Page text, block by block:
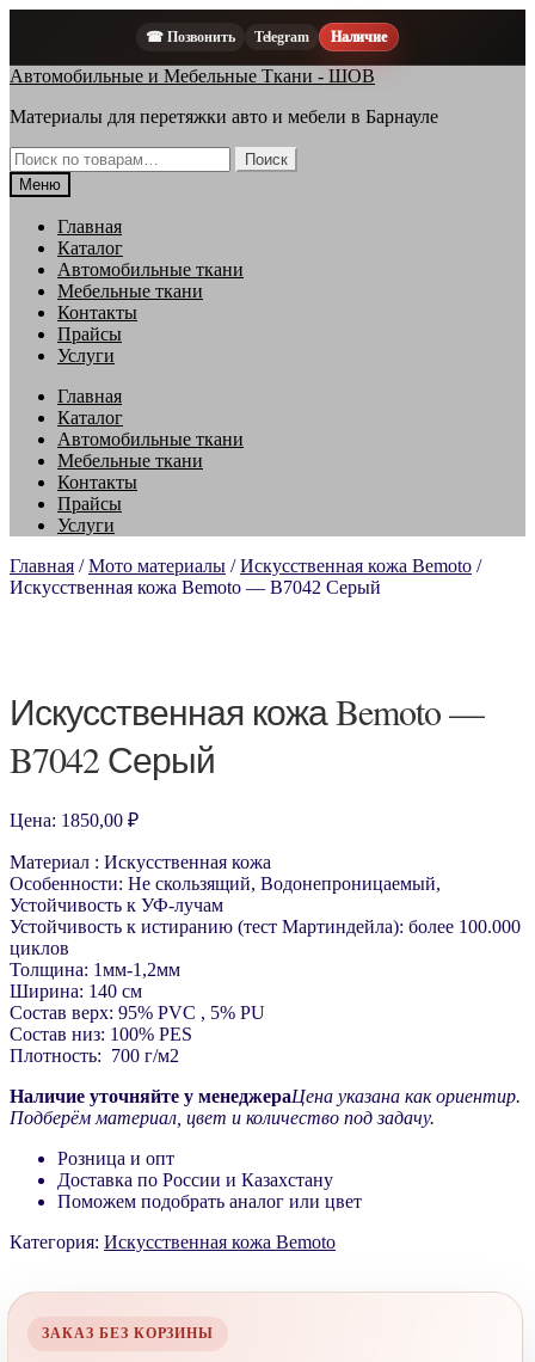
☎ Позвонить Telegram Наличие
Перейти
навигации
Перейти
содержимому
Автомобильные и Мебельные Ткани - ШОВ
Материалы для перетяжки авто и мебели в Барнауле
Искать:
Поиск
Меню
Главная
Каталог
Автомобильные ткани
Мебельные ткани
Контакты
Прайсы
Услуги
Главная
Каталог
Автомобильные ткани
Мебельные ткани
Контакты
Прайсы
Услуги
Главная /Мото материалы /Искусственная кожа Bemoto /
Искусственная кожа Bemoto — B7042 Серый
Искусственная кожа Bemoto —
B7042 Серый
Цена: 1850,00 ₽
Материал : Искусственная кожа
Особенности: Не скользящий, Водонепроницаемый,
Устойчивость к УФ-лучам
Устойчивость к истиранию (тест Мартиндейла): более 100.000
циклов
Толщина: 1мм-1,2мм
Ширина: 140 см
Состав верх: 95% PVC , 5% PU
Состав низ: 100% PES
Плотность: 700 г/м2
Наличие уточняйте у менеджераЦена указана как ориентир.
Подберём материал, цвет и количество под задачу.
Розница и опт
Доставка по России и Казахстану
Поможем подобрать аналог или цвет
Категория: Искусственная кожа Bemoto
ЗАКАЗ БЕЗ КОРЗИНЫ